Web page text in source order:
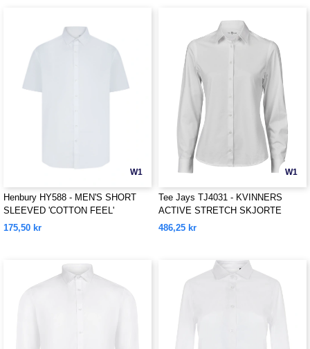
W1
Henbury HY588 - MEN'S SHORT
SLEEVED 'COTTON FEEL'
COOLPLUS® SKJORTE
175,50 kr
W1
Tee Jays TJ4031 - KVINNERS
ACTIVE STRETCH SKJORTE
486,25 kr